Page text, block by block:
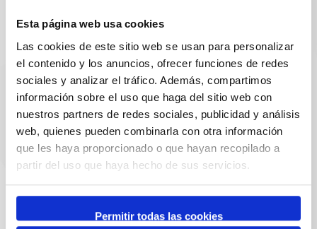
Esta página web usa cookies
Las cookies de este sitio web se usan para personalizar
el contenido y los anuncios, ofrecer funciones de redes
sociales y analizar el tráfico. Además, compartimos
información sobre el uso que haga del sitio web con
nuestros partners de redes sociales, publicidad y análisis
web, quienes pueden combinarla con otra información
que les haya proporcionado o que hayan recopilado a
partir del uso que haya hecho de sus servicios.
Permitir todas las cookies
Partners